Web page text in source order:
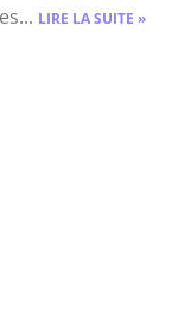
LIRE LA SUITE »